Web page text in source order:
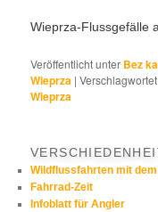
Wieprza-Flussgefälle
Veröffentlicht unter Bez
Wieprza |
Wieprza
Wildflussfahrten mit
Fahrrad-Zeit
Infoblatt für Angler